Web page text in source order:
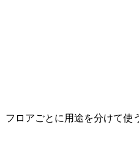
ロアごとに用途を分けて